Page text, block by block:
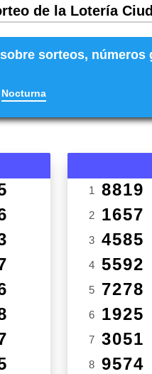
de la Lotería
sorteos,
Nocturna
1 8819
2 1657
3 4585
4 5592
5 7278
6 1925
7 3051
8 9574